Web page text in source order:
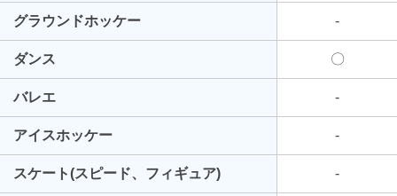
グラウンドホッケー -
ダンス 〇
バレエ -
アイスホッケー -
スケート(スピード、フィギュア) -